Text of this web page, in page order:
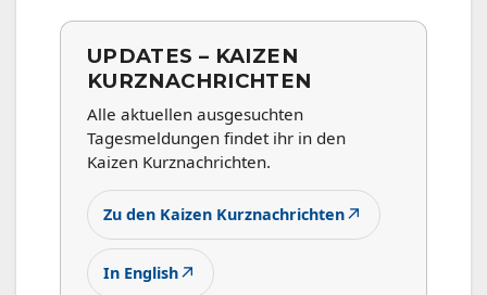
UPDATES – KAIZEN
KURZNACHRICHTEN
Alle aktuellen ausgesuchten
Tagesmeldungen findet ihr in den
Kaizen Kurznachrichten.
Zu den Kaizen Kurznachrichten↗
In English↗